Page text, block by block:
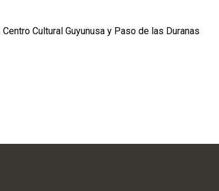
Cultural Guyunusa y Paso de las Duranas